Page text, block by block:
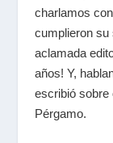
charlamos
cumplieron su
aclamada
años! Y,
escribió sobre
Pérgamo.